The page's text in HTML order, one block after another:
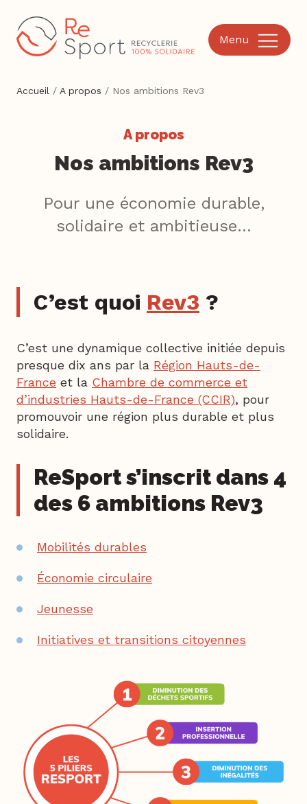
Menu
Accueil / A propos / Nos ambitions Rev3
A propos
Nos ambitions Rev3
Pour une économie durable,
solidaire et ambitieuse…
C’est quoi Rev3 ?
C’est une dynamique collective initiée depuis
presque dix ans par la Région Hauts-de-
France et la Chambre de commerce et
d’industries Hauts-de-France (CCIR), pour
promouvoir une région plus durable et plus
solidaire.
ReSport s’inscrit dans 4
des 6 ambitions Rev3
Mobilités durables
Économie circulaire
Jeunesse
Initiatives et transitions citoyennes